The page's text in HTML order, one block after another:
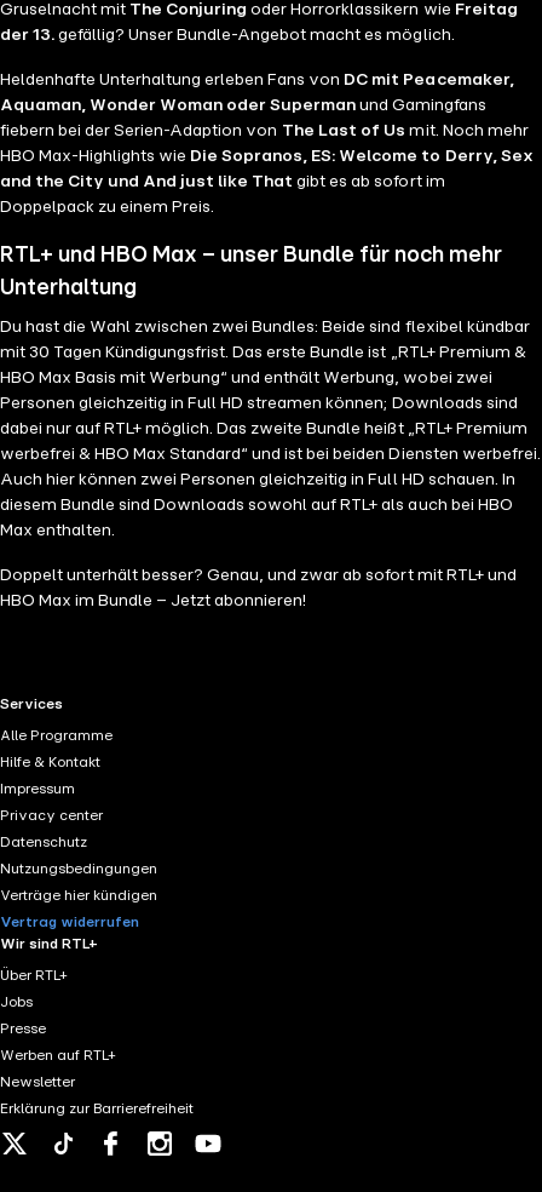
Gruselnacht mit The Conjuring oder Horrorklassikern wie Freitag
der 13. gefällig? Unser Bundle-Angebot macht es möglich.
Heldenhafte Unterhaltung erleben Fans von DC mit Peacemaker,
Aquaman, Wonder Woman oder Superman und Gamingfans
fiebern bei der Serien-Adaption von The Last of Us mit. Noch mehr
HBO Max-Highlights wie Die Sopranos, ES: Welcome to Derry, Sex
and the City und And just like That gibt es ab sofort im
Doppelpack zu einem Preis.
RTL+ und HBO Max – unser Bundle für noch mehr
Unterhaltung
Du hast die Wahl zwischen zwei Bundles: Beide sind flexibel kündbar
mit 30 Tagen Kündigungsfrist. Das erste Bundle ist „RTL+ Premium &
HBO Max Basis mit Werbung“ und enthält Werbung, wobei zwei
Personen gleichzeitig in Full HD streamen können; Downloads sind
dabei nur auf RTL+ möglich. Das zweite Bundle heißt „RTL+ Premium
werbefrei & HBO Max Standard“ und ist bei beiden Diensten werbefrei.
Auch hier können zwei Personen gleichzeitig in Full HD schauen. In
diesem Bundle sind Downloads sowohl auf RTL+ als auch bei HBO
Max enthalten.
Doppelt unterhält besser? Genau, und zwar ab sofort mit RTL+ und
HBO Max im Bundle – Jetzt abonnieren!
RTL+ useful links.
Services
Alle Programme
Hilfe & Kontakt
Impressum
Privacy center
Datenschutz
Nutzungsbedingungen
Verträge hier kündigen
Vertrag widerrufen
Wir sind RTL+
Über RTL+
Jobs
Presse
Werben auf RTL+
Newsletter
Erklärung zur Barrierefreiheit
Tiktok FacebookInstagram